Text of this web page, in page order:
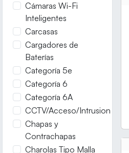
Cámaras Wi-Fi
Inteligentes
Carcasas
Cargadores de
Baterías
Categoría 5e
Categoría 6
Categoría 6A
CCTV/Acceso/Intrusion
Chapas y
Contrachapas
Charolas Tipo Malla